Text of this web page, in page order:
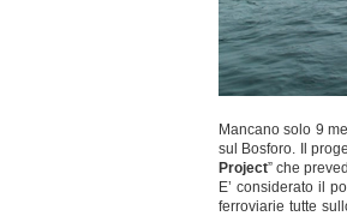
Mancano solo 9
sul Bosforo. Il
Project” che
E’ considerato il
ferroviarie tutte